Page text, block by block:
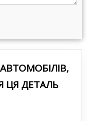
ЦЯ ДЕТАЛЬ